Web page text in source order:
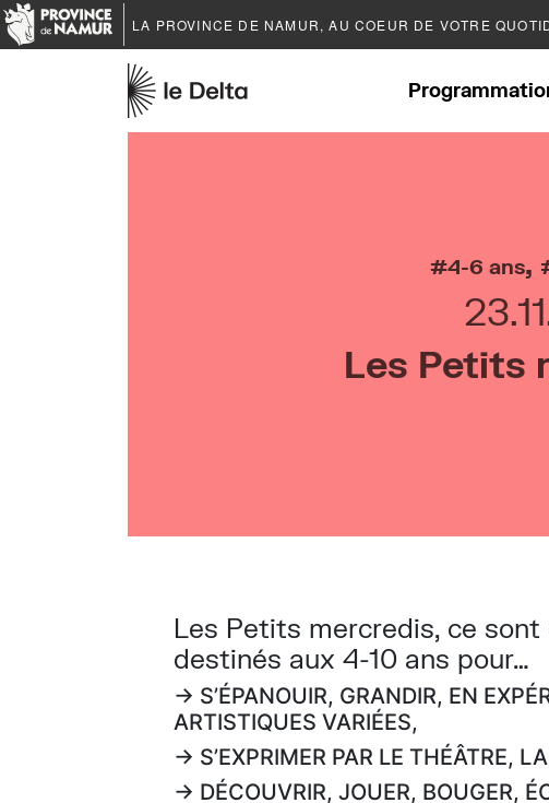
LA PROVINCE DE NAMUR, AU COEUR DE VOTRE
4-6 ans,
Les Petits
Les Petits mercredis, ce
destinés aux 4-10 ans pour…
→ S’ÉPANOUIR, GRANDIR, EN
ARTISTIQUES VARIÉES,
→ S’EXPRIMER PAR LE THÉÂTRE,
→ DÉCOUVRIR, JOUER, BOUGER,